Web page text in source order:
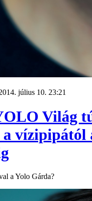
július 10. 23:21
Világ
vízipipától
a Yolo Gárda?